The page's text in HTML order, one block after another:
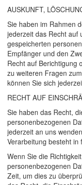
AUSKUNFT,
Sie haben im Rahmen
jederzeit das Recht auf
gespeicherten
Empfänger und den
Recht auf Berichtigung
zu weiteren Fragen
können Sie sich
RECHT AUF
Sie haben das Recht,
personenbezogenen
jederzeit an uns
Verarbeitung besteht in
Wenn Sie die
personenbezogenen
Zeit, um dies zu